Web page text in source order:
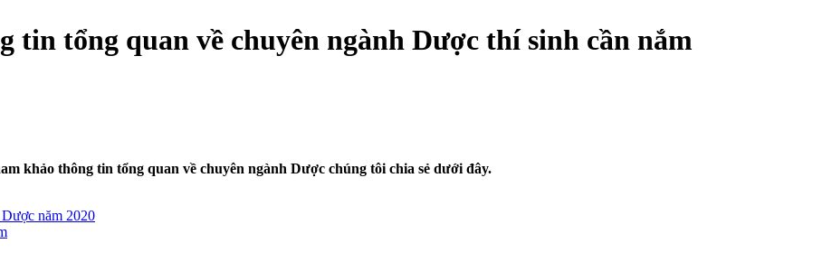
tin tổng quan về chuyên ngành Dược thí sinh cần nắm
khảo thông tin tổng quan về chuyên ngành Dược chúng tôi chia sẻ dưới đây.
năm 2020